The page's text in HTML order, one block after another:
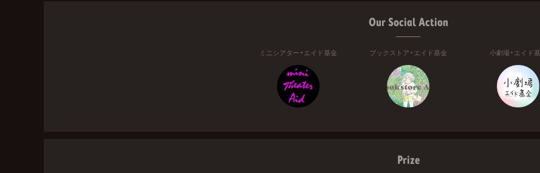
Our Social Action
ミニシアター・エイド基金 ブックストア・エイド基金 小劇場・エイド
Prize